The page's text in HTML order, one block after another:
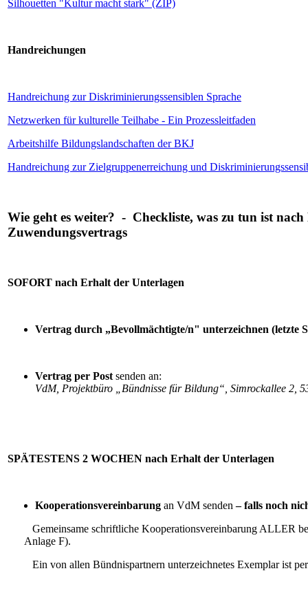
Silhouetten "Kultur macht stark" (ZIP)
Handreichungen
Handreichung zur Diskriminierungssensiblen Sprache
Netzwerken für kulturelle Teilhabe - Ein Prozessleitfaden
Arbeitshilfe Bildungslandschaften der BKJ
Handreichung zur Zielgruppenerreichung und
Wie geht es weiter? - Checkliste, was zu tun ist
Zuwendungsvertrags
SOFORT nach Erhalt der Unterlagen
Vertrag durch „Bevollmächtigte/n" unterzeichnen (letzte
Vertrag per Post senden an:
VdM, Projektbüro „Bündnisse für Bildung“, Simrockallee 2,
SPÄTESTENS 2 WOCHEN nach Erhalt der Unterlagen
Kooperationsvereinbarung an VdM senden – falls noch
Gemeinsame schriftliche Kooperationsvereinbarung ALLER
Anlage F).
Ein von allen Bündnispartnern unterzeichnetes Exemplar ist